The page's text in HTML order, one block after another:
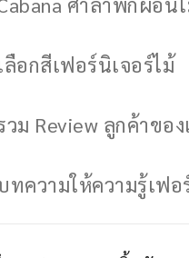
ลือกสีเฟอร์นิเจอร์ไม้
วม Review ลูกค้าของ
ทความให้ความรู้เฟอ